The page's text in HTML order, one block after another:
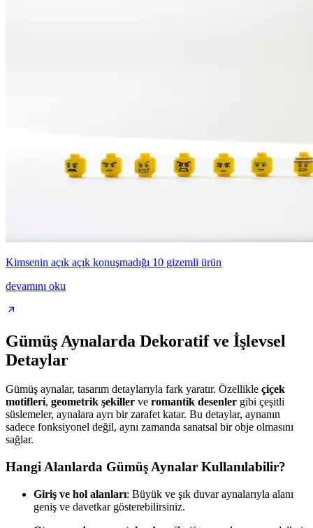
Kimsenin açık açık konuşmadığı 10 gizemli ürün
devamını oku
Gümüş Aynalarda Dekoratif ve İşlevsel
Detaylar
Gümüş aynalar, tasarım detaylarıyla fark yaratır. Özellikle çiçek
motifleri, geometrik şekiller ve romantik desenler gibi çeşitli
süslemeler, aynalara ayrı bir zarafet katar. Bu detaylar, aynanın
sadece fonksiyonel değil, aynı zamanda sanatsal bir obje olmasını
sağlar.
Hangi Alanlarda Gümüş Aynalar Kullanılabilir?
Giriş ve hol alanları: Büyük ve şık duvar aynalarıyla alanı
geniş ve davetkar gösterebilirsiniz.